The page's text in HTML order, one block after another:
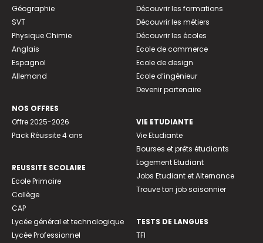
Géographie
SVT
Physique Chimie
Anglais
Espagnol
Allemand
NOS OFFRES
Offre 2025-2026
Pack Réussite 4 ans
REUSSITE SCOLAIRE
Ecole Primaire
Collège
CAP
Lycée général et technologique
Lycée Professionnel
Découvrir les formations
Découvrir les métiers
Découvrir les écoles
Ecole de commerce
Ecole de design
Ecole d’ingénieur
Devenir partenaire
VIE ETUDIANTE
Vie Etudiante
Bourses et prêts étudiants
Logement Etudiant
Jobs Etudiant et Alternance
Trouve ton job saisonnier
TESTS DE LANGUES
TFI